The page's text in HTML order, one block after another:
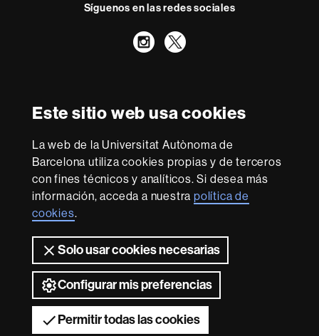
Este sitio web usa cookies
La web de la Universitat Autònoma de
Barcelona utiliza cookies propias y de terceros
con fines técnicos y analíticos. Si desea más
información, acceda a nuestrapolítica de
cookies.
Solo usar cookies necesarias
Configurar mis preferencias
Permitir todas las cookies
Síguenos en las redes sociales
Instagram
Twitter
Excellence
Research
-
Euraxess
Con la financiación de
Sobre
esta
web Aviso legal Protección de datos
web Accesibilidad web Mapa del web UAB
2026 Universitat Autònoma de Barcelona